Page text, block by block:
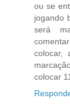
ou se
jogando
será
colocar,
colocar 11.